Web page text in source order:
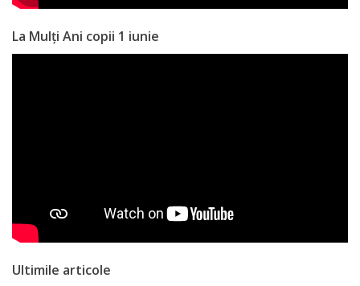
interne
Media
Versiunea
La Mulți Ani copii 1 iunie
Ultimile articole